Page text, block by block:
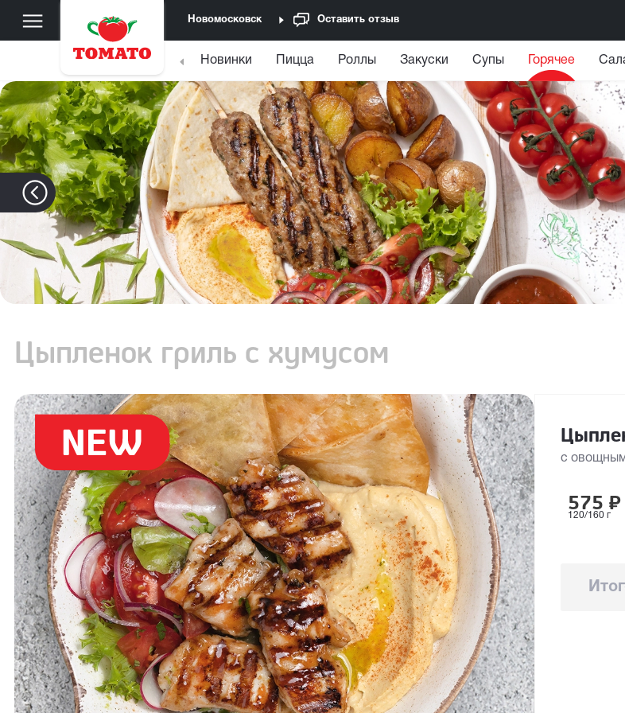
Новомосковск Оставить отзыв
Новинки Пицца Роллы Закуски Супы Горячее
Цыпленок гриль с хумусом
с
575 ₽
120/160 г